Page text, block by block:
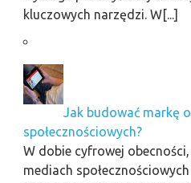
kluczowych narzędzi. W[...]
Jak budować markę
społecznościowych?
W dobie cyfrowej
mediach